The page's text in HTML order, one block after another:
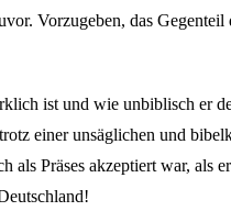
Vorzugeben, das
ist und wie unbiblisch er
einer unsäglichen und
Präses akzeptiert war,